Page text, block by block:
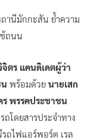
ถานีมักกะสัน ย้ำความ
ถนน
ตร แคนดิเดตผู้ว่า
พร้อมด้วย นายเสก
พรรคประชาชน
โดยสารประจำทาง
ถไฟแอร์พอร์ต เรล